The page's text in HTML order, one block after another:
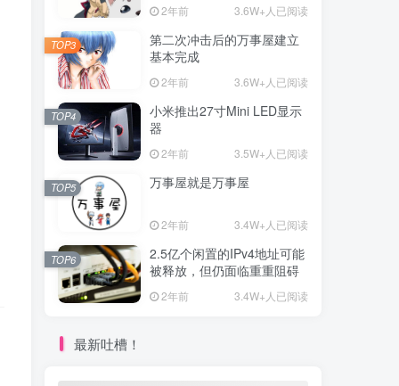
2年前 3.6W+人已阅读
第二次冲击后的万事屋建立
基本完成
2年前 3.6W+人已阅读
TOP3
小米推出27寸Mini LED显示
器
2年前 3.5W+人已阅读
TOP4
万事屋就是万事屋
2年前 3.4W+人已阅读
TOP5
2.5亿个闲置的IPv4地址可能
被释放，但仍面临重重阻碍
2年前 3.4W+人已阅读
TOP6
最新吐槽！